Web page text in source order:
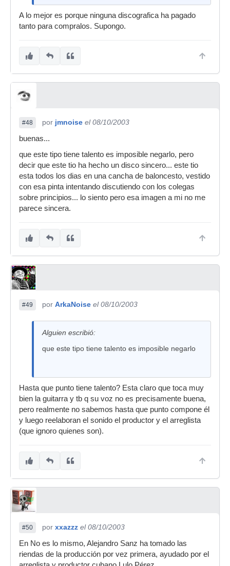
A lo mejor es porque ninguna discografica ha pagado
tanto para compralos. Supongo.
#48 por jmnoise el 08/10/2003
buenas...
que este tipo tiene talento es imposible negarlo, pero
decir que este tio ha hecho un disco sincero... este tio
esta todos los dias en una cancha de baloncesto, vestido
con esa pinta intentando discutiendo con los colegas
sobre principios... lo siento pero esa imagen a mi no me
parece sincera.
#49 por ArkaNoise el 08/10/2003
Alguien escribió:
que este tipo tiene talento es imposible negarlo
Hasta que punto tiene talento? Esta claro que toca muy
bien la guitarra y tb q su voz no es precisamente buena,
pero realmente no sabemos hasta que punto compone él
y luego reelaboran el sonido el productor y el arreglista
(que ignoro quienes son).
#50 por xxazzz el 08/10/2003
En No es lo mismo, Alejandro Sanz ha tomado las
riendas de la producción por vez primera, ayudado por el